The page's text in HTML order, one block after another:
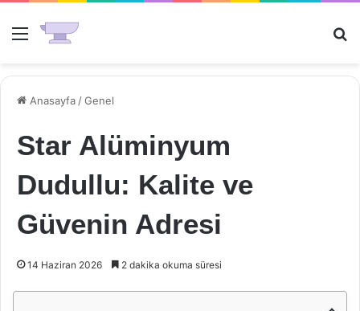
Menü
Anasayfa /Genel
Star Alüminyum
Dudullu: Kalite ve
Güvenin Adresi
14 Haziran 2026 2 dakika okuma süresi